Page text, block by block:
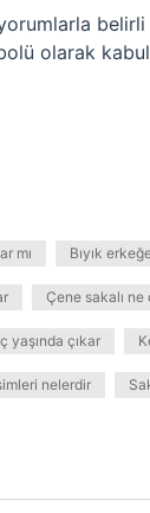
olarak
mı Bıyık
Çene sakalı ne
yaşında çıkar
nelerdir